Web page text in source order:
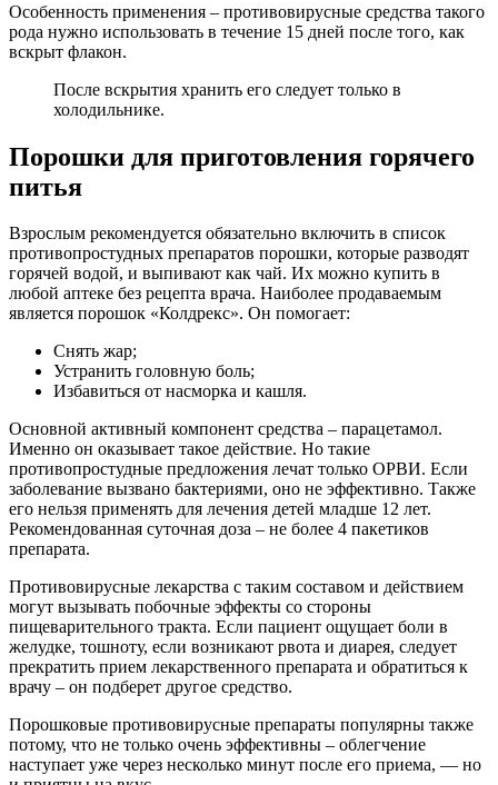
Особенность применения – противовирусные средства такого
рода нужно использовать в течение 15 дней после того, как
вскрыт флакон.
После вскрытия хранить его следует только в
холодильнике.
Порошки для приготовления горячего
питья
Взрослым рекомендуется обязательно включить в список
противопростудных препаратов порошки, которые разводят
горячей водой, и выпивают как чай. Их можно купить в
любой аптеке без рецепта врача. Наиболее продаваемым
является порошок «Колдрекс». Он помогает:
Снять жар;
Устранить головную боль;
Избавиться от насморка и кашля.
Основной активный компонент средства – парацетамол.
Именно он оказывает такое действие. Но такие
противопростудные предложения лечат только ОРВИ. Если
заболевание вызвано бактериями, оно не эффективно. Также
его нельзя применять для лечения детей младше 12 лет.
Рекомендованная суточная доза – не более 4 пакетиков
препарата.
Противовирусные лекарства с таким составом и действием
могут вызывать побочные эффекты со стороны
пищеварительного тракта. Если пациент ощущает боли в
желудке, тошноту, если возникают рвота и диарея, следует
прекратить прием лекарственного препарата и обратиться к
врачу – он подберет другое средство.
Порошковые противовирусные препараты популярны также
потому, что не только очень эффективны – облегчение
наступает уже через несколько минут после его приема, — но